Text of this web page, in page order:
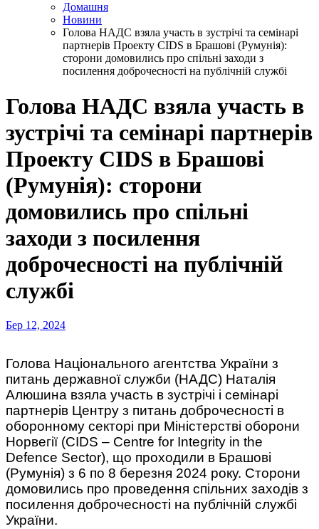
Домашня
Новини
Голова НАДС взяла участь в зустрічі та семінарі
партнерів Проекту CIDS в Брашові (Румунія):
сторони домовились про спільні заходи з
посилення доброчесності на публічній службі
Голова НАДС взяла участь в
зустрічі та семінарі партнерів
Проекту CIDS в Брашові
(Румунія): сторони
домовились про спільні
заходи з посилення
доброчесності на публічній
службі
Бер 12, 2024
Голова Національного агентства України з
питань державної служби (НАДС) Наталія
Алюшина взяла участь в зустрічі і семінарі
партнерів Центру з питань доброчесності в
оборонному секторі при Міністерстві оборони
Норвегії (CIDS – Centre for Integrity in the
Defence Sector), що проходили в Брашові
(Румунія) з 6 по 8 березня 2024 року. Сторони
домовились про проведення спільних заходів з
посилення доброчесності на публічній службі
України.